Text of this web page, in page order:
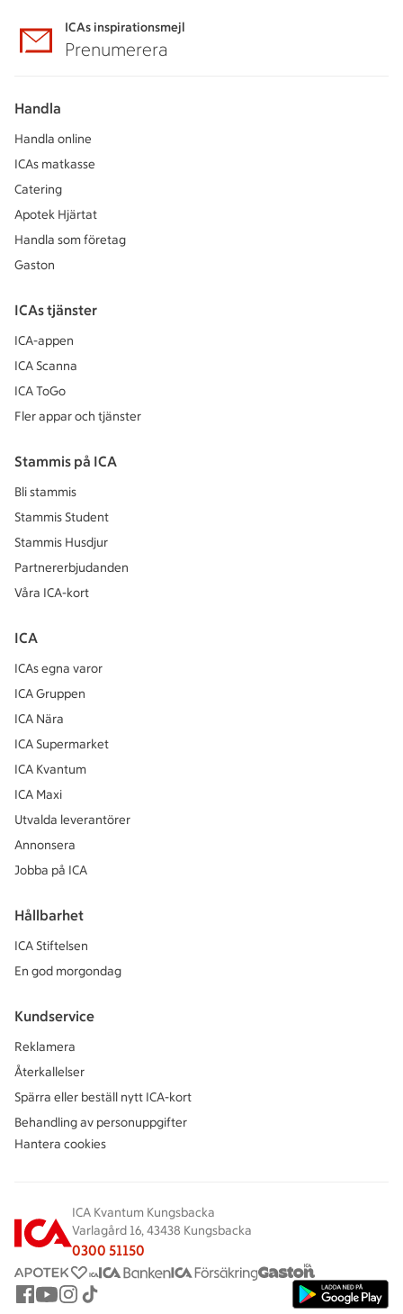
ICAs inspirationsmejl
Prenumerera
Handla
Handla online
ICAs matkasse
Catering
Apotek Hjärtat
Handla som företag
Gaston
ICAs tjänster
ICA-appen
ICA Scanna
ICA ToGo
Fler appar och tjänster
Stammis på ICA
Bli stammis
Stammis Student
Stammis Husdjur
Partnererbjudanden
Våra ICA-kort
ICA
ICAs egna varor
ICA Gruppen
ICA Nära
ICA Supermarket
ICA Kvantum
ICA Maxi
Utvalda leverantörer
Annonsera
Jobba på ICA
Hållbarhet
ICA Stiftelsen
En god morgondag
Kundservice
Reklamera
Återkallelser
Spärra eller beställ nytt ICA-kort
Behandling av personuppgifter
Hantera cookies
ICA Kvantum Kungsbacka
Varlagård 16, 43438 Kungsbacka
0300 51150